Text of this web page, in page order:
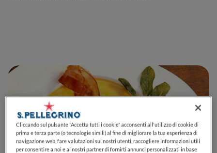
Cliccando sul pulsante "Accetta tutti i cookie" acconsenti all'utilizzo di cookie di
prima e terza parte (o tecnologie simili) al fine di migliorare la tua esperienza di
navigazione web, fare valutazioni sui nostri utenti, raccogliere informazioni utili
per consentire a noi e ai nostri partner di fornirti annunci personalizzati in base